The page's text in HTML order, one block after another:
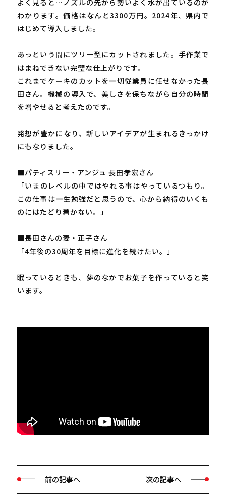
わかります。価格はなんと3300万円。2024年、県内で
はじめて導入しました。
あっという間にツリー型にカットされました。手作業で
はまねできない完璧な仕上がりです。
これまでケーキのカットを一切従業員に任せなかった長
田さん。機械の導入で、美しさを保ちながら自分の時間
を増やせると考えたのです。
発想が豊かになり、新しいアイデアが生まれるきっかけ
にもなりました。
■パティスリー・アンジュ 長田孝宏さん
「いまのレベルの中ではやれる事はやっているつもり。
この仕事は一生勉強だと思うので、心から納得のいくも
のにはたどり着かない。」
■長田さんの妻・正子さん
「4年後の30周年を目標に進化を続けたい。」
眠っているときも、夢のなかでお菓子を作っていると笑
います。
前の記事へ 次の記事へ